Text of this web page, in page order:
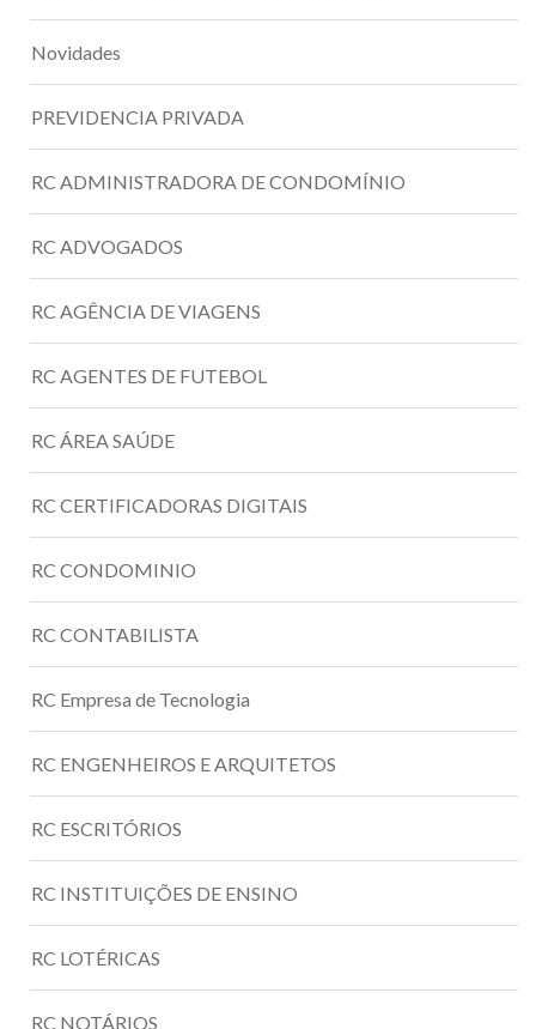
Novidades
PREVIDENCIA PRIVADA
RC ADMINISTRADORA DE CONDOMÍNIO
RC ADVOGADOS
RC AGÊNCIA DE VIAGENS
RC AGENTES DE FUTEBOL
RC ÁREA SAÚDE
RC CERTIFICADORAS DIGITAIS
RC CONDOMINIO
RC CONTABILISTA
RC Empresa de Tecnologia
RC ENGENHEIROS E ARQUITETOS
RC ESCRITÓRIOS
RC INSTITUIÇÕES DE ENSINO
RC LOTÉRICAS
RC NOTÁRIOS